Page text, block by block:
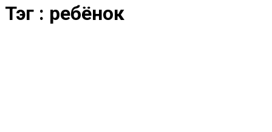
Тэг : ребёнок